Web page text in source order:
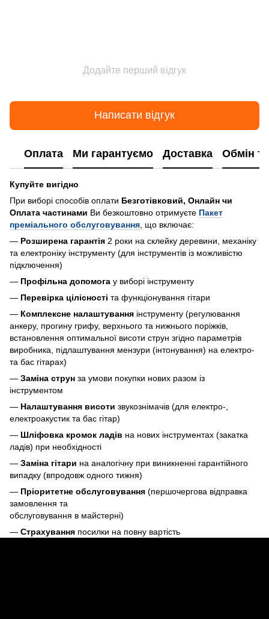
Додайте перший відгук
Написати відгук
Оплата Ми гарантуємо Доставка Обмін
Купуйте вигідно
При виборі способів оплати Безготівковий, Онлайн чи
Оплата частинами Ви безкоштовно отримуєте Пакет
преміального обслуговування , що включає:
— Розширена гарантія 2 роки на склейку деревини, механіку
та електроніку інструменту (для інструментів із можливістю
підключення)
— Профільна допомога у виборі інструменту
— Перевірка цілісності та функціонування гітари
— Комплексне налаштування інструменту (регулювання
анкеру, прогину грифу, верхнього та нижнього поріжків,
встановлення оптимальної висоти струн згідно параметрів
виробника, підлаштування мензури (інтонування) на електро-
та бас гітарах)
— Заміна струн за умови покупки нових разом із
інструментом
— Налаштування висоти звукознімачів (для електро-,
електроакустик та бас гітар)
— Шліфовка кромок ладів на нових інструментах (закатка
ладів) при необхідності
— Заміна гітари на аналогічну при виникненні гарантійного
випадку (впродовж одного тижня)
— Пріоритетне обслуговування (першочергова відправка
замовлення та
обслуговування в майстерні)
— Страхування посилки на повну вартість